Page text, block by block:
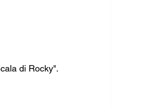
di Rocky".